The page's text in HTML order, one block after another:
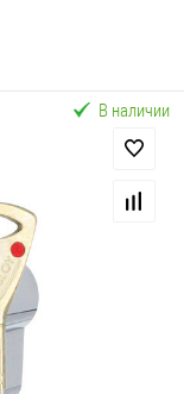
В наличии